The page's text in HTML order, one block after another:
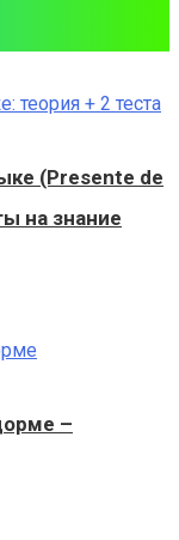
(Presente de
на знание
–